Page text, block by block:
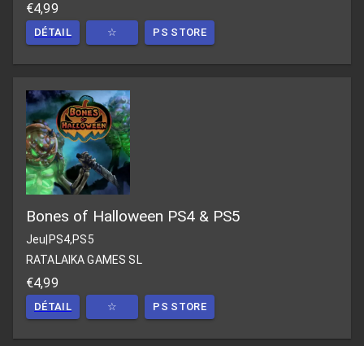
€4,99
DÉTAIL ☆ PS STORE
Bones of Halloween PS4 & PS5
Jeu PS4,PS5
RATALAIKA GAMES SL
€4,99
DÉTAIL ☆ PS STORE